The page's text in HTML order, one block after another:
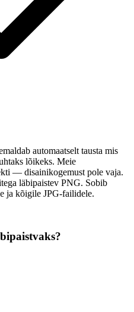
automaatselt tausta mis
lõikeks. Meie
— disainikogemust pole vaja.
läbipaistev PNG. Sobib
ja kõigile JPG-failidele.